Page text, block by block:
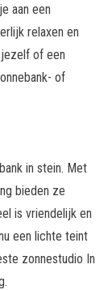
aan een
relaxen en
of een
of
in stein. Met
bieden ze
is vriendelijk en
een lichte teint
zonnestudio In